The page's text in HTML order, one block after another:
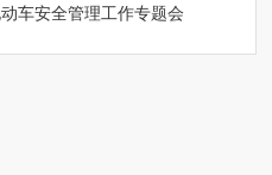
车安全管理工作专题会